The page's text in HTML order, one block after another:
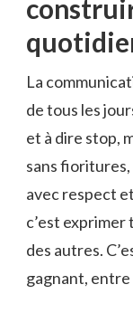
La
de tous les
et à dire stop,
sans fioritures,
avec respect
c’est exprimer
des autres.
gagnant,